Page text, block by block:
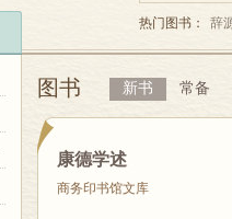
热门图书： 辞
图书 新书 常备
康德学述
商务印书馆文库